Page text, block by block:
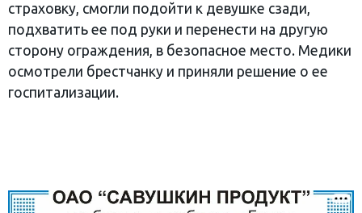
страховку, смогли подойти к девушке сзади,
подхватить ее под руки и перенести на другую
сторону ограждения, в безопасное место. Медики
осмотрели брестчанку и приняли решение о ее
госпитализации.